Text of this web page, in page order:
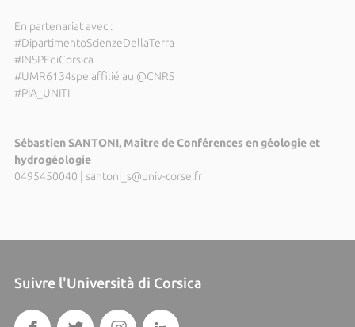
En partenariat avec :
#DipartimentoScienzeDellaTerra
#INSPEdiCorsica
#UMR6134spe affilié au @CNRS
#PIA_UNITI
Sébastien SANTONI, Maître de Conférences en géologie et
hydrogéologie
0495450040 | santoni_s@univ-corse.fr
Suivre l'Università di Corsica